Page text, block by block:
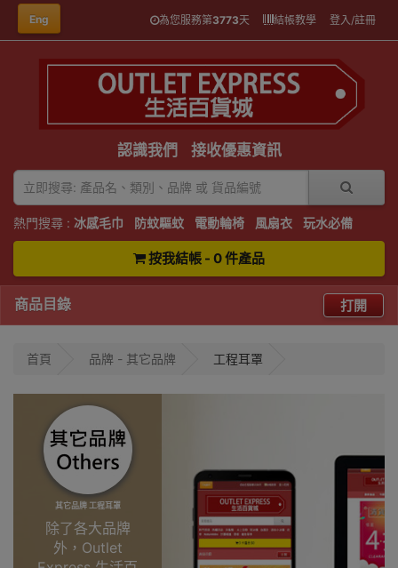
Eng 為您服務第3773天 結帳教學 登入/註冊
認識我們 接收優惠資訊
熱門搜尋 : 冰感毛巾 防蚊驅蚊 電動輪椅 風扇衣 玩水必備
按我結帳 - 0 件產品
商品目錄 打開
首頁 品牌 - 其它品牌 工程耳罩
其它品牌 工程耳罩
除了各大品牌
外，Outlet